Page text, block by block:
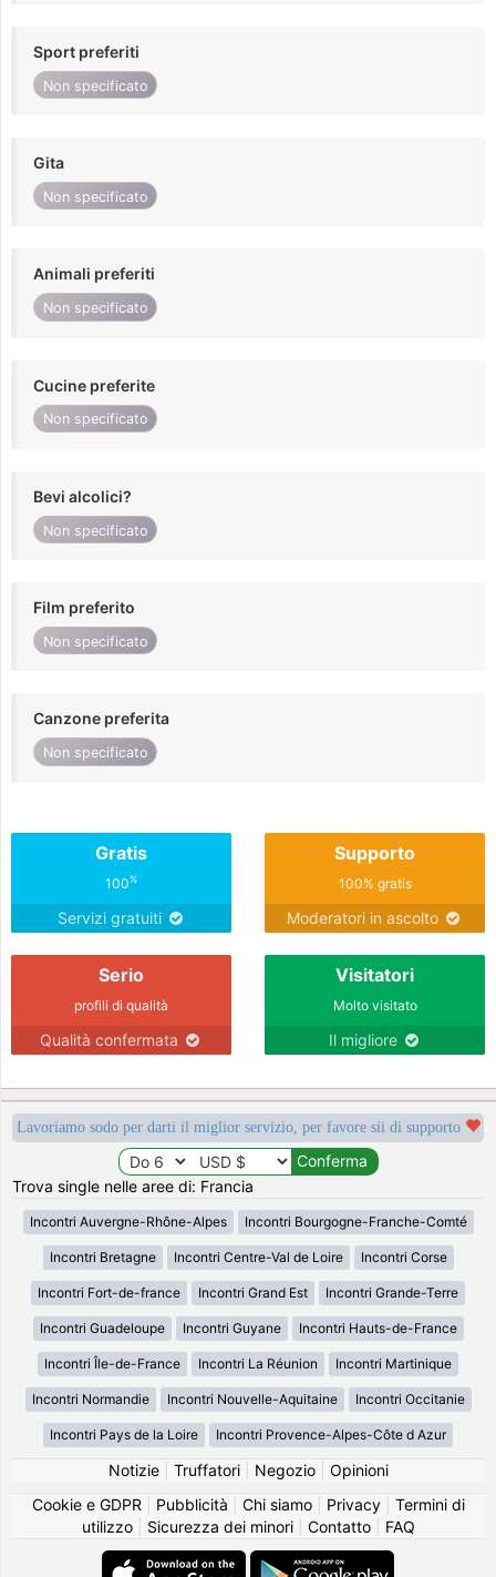
Sport preferiti
Non specificato
Gita
Non specificato
Animali preferiti
Non specificato
Cucine preferite
Non specificato
Bevi alcolici?
Non specificato
Film preferito
Non specificato
Canzone preferita
Non specificato
Gratis
100%
Servizi gratuiti
Supporto
100% gratis
Moderatori in ascolto
Serio
profili di qualità
Qualità confermata
Visitatori
Molto visitato
Il migliore
Lavoriamo sodo per darti il miglior servizio, per favore sii di supporto
Trova single nelle aree di: Francia
Incontri Auvergne-Rhône-Alpes Incontri Bourgogne-Franche-Comté
Incontri Bretagne Incontri Centre-Val de Loire Incontri Corse
Incontri Fort-de-france Incontri Grand Est Incontri Grande-Terre
Incontri Guadeloupe Incontri Guyane Incontri Hauts-de-France
Incontri Île-de-France Incontri La Réunion Incontri Martinique
Incontri Normandie Incontri Nouvelle-Aquitaine Incontri Occitanie
Incontri Pays de la Loire Incontri Provence-Alpes-Côte d Azur
Notizie| Truffatori| Negozio| Opinioni
Cookie e GDPR
Pubblicità Chi siamo| Privacy| Termini di
utilizzo| Sicurezza dei minori| Contatto| FAQ